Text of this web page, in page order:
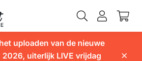
uploaden van de nieuwe
uiterlijk LIVE vrijdag